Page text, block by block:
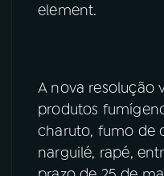
element.
A nova resolução
produtos
charuto, fumo de
narguilé, rapé,